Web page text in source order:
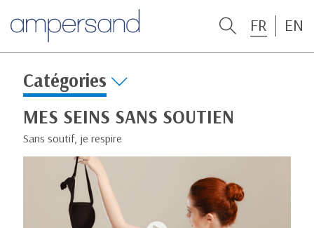
FR EN
Catégories
MES SEINS SANS SOUTIEN
Sans soutif, je respire